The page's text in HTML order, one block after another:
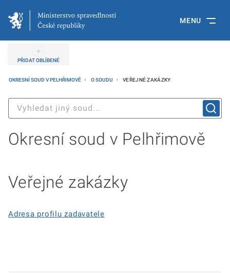
MENU
PŘIDAT OBLÍBENÉ
OKRESNÍ SOUD V PELHŘIMOVĚ O SOUDU VEŘEJNÉ ZAKÁZKY
Okresní soud v Pelhřimově
Veřejné zakázky
Adresa profilu zadavatele